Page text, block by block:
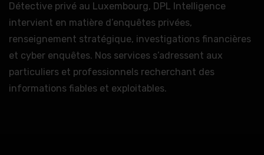
Détective privé au Luxembourg, DPL Intelligence
intervient en matière d’enquêtes privées,
renseignement stratégique, investigations financières
et cyber enquêtes. Nos services s’adressent aux
particuliers et professionnels recherchant des
informations fiables et exploitables.